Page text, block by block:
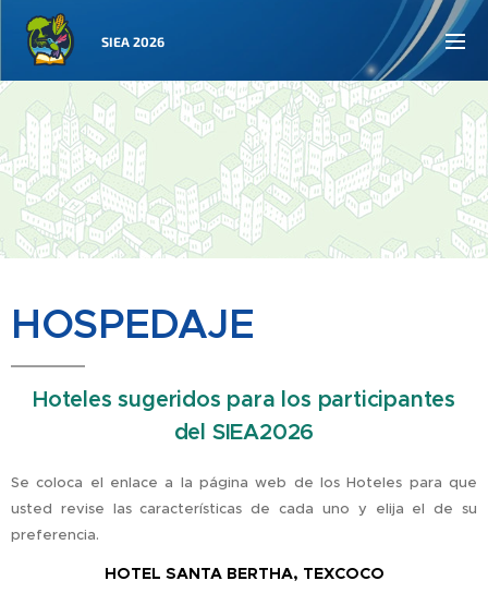
SIEA 2026
HOSPEDAJE
Hoteles sugeridos para los participantes
del SIEA2026
Se coloca el enlace a la página web de los Hoteles para que
usted revise las características de cada uno y elija el de su
preferencia.
HOTEL SANTA BERTHA, TEXCOCO